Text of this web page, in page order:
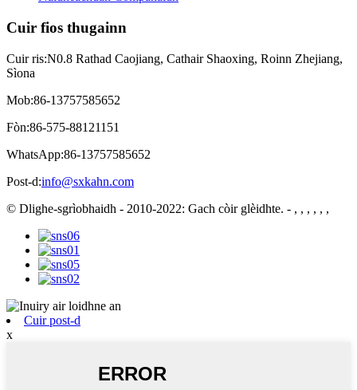
Cuir fios thugainn
Cuir ris:N0.8 Rathad Caojiang, Cathair Shaoxing, Roinn Zhejiang,
Sìona
Mob:86-13757585652
Fòn:86-575-88121151
WhatsApp:86-13757585652
Post-d:info@sxkahn.com
© Dlighe-sgrìobhaidh - 2010-2022: Gach còir glèidhte. - , , , , , ,
Cuir post-d
x